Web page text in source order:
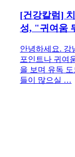
[건강칼럼]
성, "귀여움
안녕하세요. 강
포인트나 귀여
을 보며 유독
들이 많으실 …